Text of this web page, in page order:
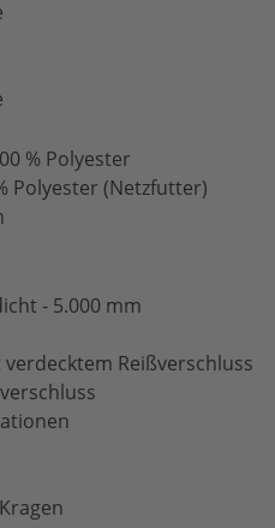
% Polyester
Polyester (Netzfutter)
- 5.000 mm
Reißverschluss